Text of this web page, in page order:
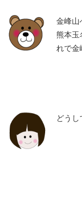
金峰山
熊本玉
れで金
どうし